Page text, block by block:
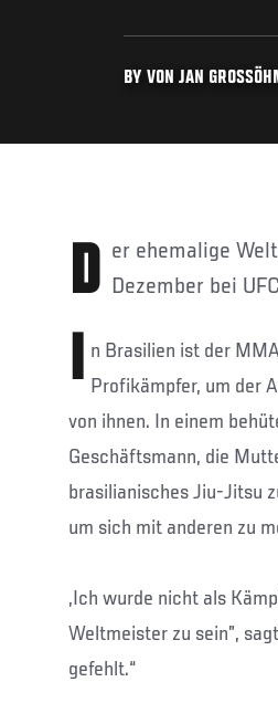
BY VON JAN
Der ehemalige Weltmeister Mauricio „Shogun“ Rua will sich am 8. Dezember bei
I n Brasilien ist der
Profikämpfer, um der
von ihnen. In einem
Geschäftsmann, die
brasilianisches Jiu-Jitsu
um sich mit anderen zu
„Ich wurde nicht als
Weltmeister zu sein”,
gefehlt.“